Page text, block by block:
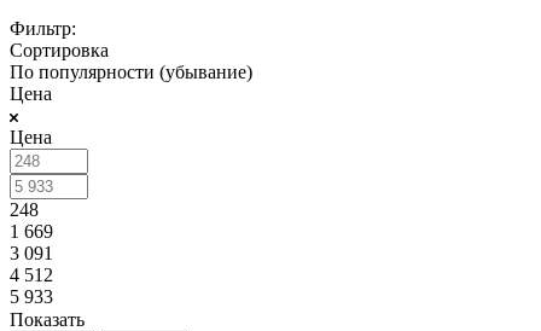
Фильтр:
Сортировка
По популярности (убывание)
Цена
Цена
248
1 669
3 091
4 512
5 933
Показать